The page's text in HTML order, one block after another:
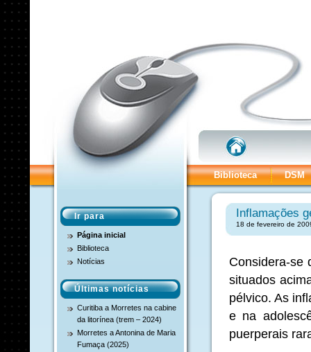
Biblioteca DSM
Ir para
Página inicial
Biblioteca
Notícias
Últimas notícias
Curitiba a Morretes na cabine
da litorínea (trem – 2024)
Morretes a Antonina de Maria
Fumaça (2025)
Inflamações
18 de fevereiro de
Considera-se
situados
pélvico. As
e na
puerperais